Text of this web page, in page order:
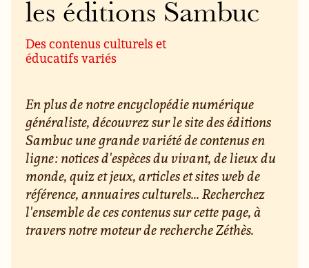
les éditions Sambuc
Des contenus culturels et
éducatifs variés
En plus de notre encyclopédie numérique
généraliste, découvrez sur le site des éditions
Sambuc une grande variété de contenus en
ligne : notices d'espèces du vivant, de lieux du
monde, quiz et jeux, articles et sites web de
référence, annuaires culturels... Recherchez
l'ensemble de ces contenus sur cette page, à
travers notre moteur de recherche Zéthès.